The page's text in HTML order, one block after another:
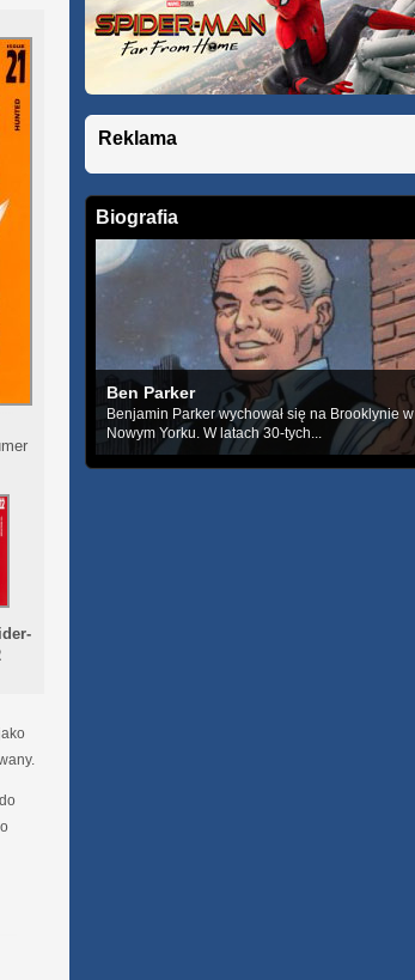
Reklama
Biografia
Ben Parker
Benjamin Parker wychował się na Brooklynie w
Nowym Yorku. W latach 30-tych...